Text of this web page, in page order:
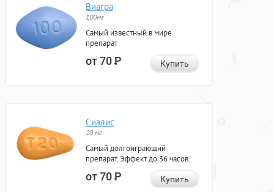
Виагра
100мг
Самый известный в мире
препарат
от 70Р Купить
Сиалис
20 мг
Самый долгоиграющий
препарат. Эффект до 36 часов.
от 70Р Купить